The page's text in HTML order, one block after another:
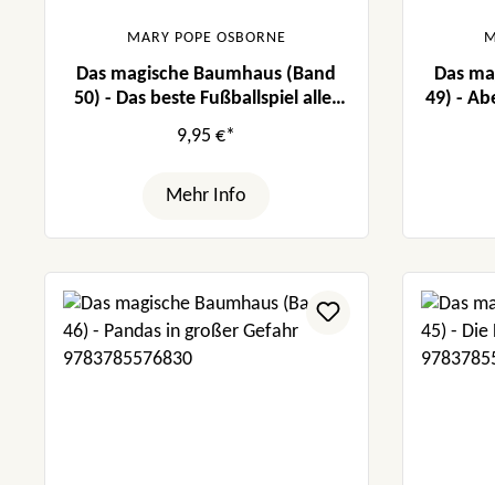
MARY POPE OSBORNE
Das magische Baumhaus (Band
50) - Das beste Fußballspiel aller
Zeiten
9,95 €*
Mehr Info
Das
49) -